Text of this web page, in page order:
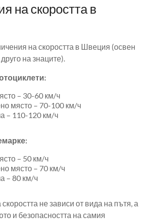
на скоростта в
на скоростта в Швеция (освен
на знаците).
– 30-60 км/ч
място – 70-100 км/ч
– 110-120 км/ч
– 50 км/ч
място – 70 км/ч
– 80 км/ч
не зависи от вида на пътя, а
и безопасността на самия